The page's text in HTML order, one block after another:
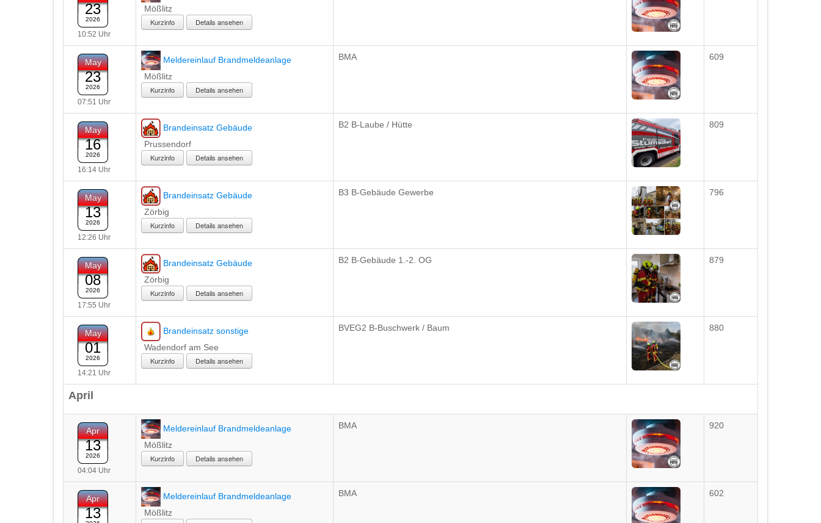
23
2026
10:52 Uhr
Mößlitz
Details ansehen
May
23
2026
07:51 Uhr
Meldereinlauf Brandmeldeanlage
Mößlitz
Details ansehen
BMA 609
May
16
2026
16:14 Uhr
Brandeinsatz Gebäude
Prussendorf
Details ansehen
B2 B-Laube / Hütte 809
May
13
2026
12:26 Uhr
Brandeinsatz Gebäude
Zörbig
Details ansehen
B3 B-Gebäude Gewerbe 796
May
08
2026
17:55 Uhr
Brandeinsatz Gebäude
Zörbig
Details ansehen
B2 B-Gebäude 1.-2. OG 879
May
01
2026
14:21 Uhr
Brandeinsatz sonstige
Wadendorf am See
Details ansehen
BVEG2 B-Buschwerk / Baum 880
April
Apr
13
2026
04:04 Uhr
Meldereinlauf Brandmeldeanlage
Mößlitz
Details ansehen
BMA 920
Apr
13
Meldereinlauf Brandmeldeanlage
Mößlitz
BMA 602